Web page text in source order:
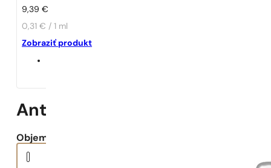
9,39€
0,31 € / 1 ml
Zobraziť produkt
Anthology, 3 L’Imperatrice
Objem: